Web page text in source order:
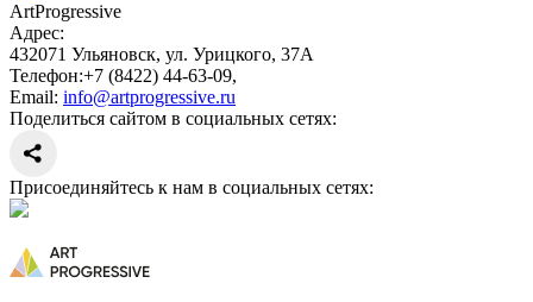
ArtProgressive
Адрес:
432071 Ульяновск, ул. Урицкого, 37А
Телефон:+7 (8422) 44-63-09,
Email: info@artprogressive.ru
Поделиться сайтом в социальных сетях:
Присоединяйтесь к нам в социальных сетях: